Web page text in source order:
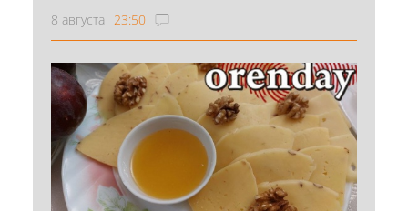
8 августа 23:50